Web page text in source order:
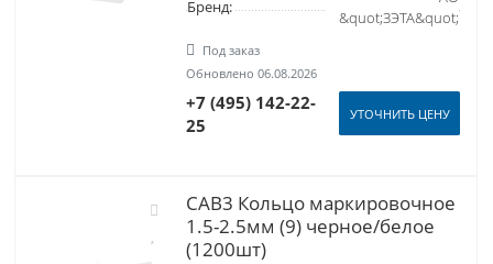
Бренд:
&quot;ЗЭТА&quot;
Под заказ
Обновлено 06.08.2026
+7 (495) 142-22-
25
УТОЧНИТЬ ЦЕНУ
CAB3 Кольцо маркировочное
1.5-2.5мм (9) черное/белое
(1200шт)